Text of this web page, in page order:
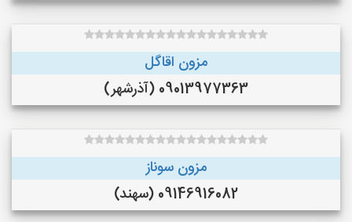
مزون اقاگل
09013977363 (آذرشهر)
مزون سوناز
09146916082 (سهند)